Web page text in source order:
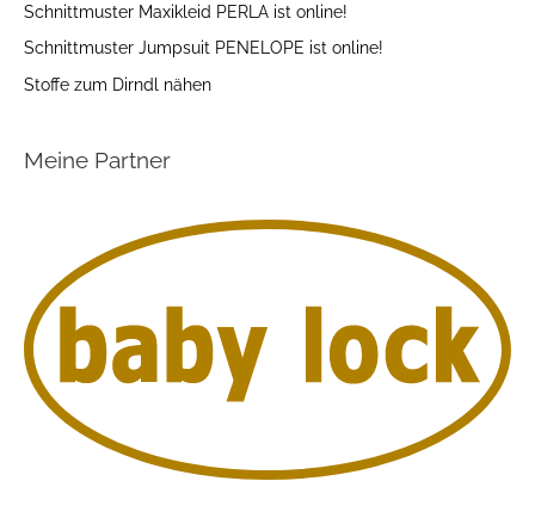
Schnittmuster Maxikleid PERLA ist online!
Schnittmuster Jumpsuit PENELOPE ist online!
Stoffe zum Dirndl nähen
Meine Partner